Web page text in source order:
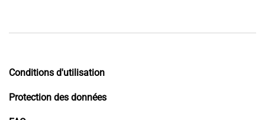
Conditions d'utilisation
Protection des données